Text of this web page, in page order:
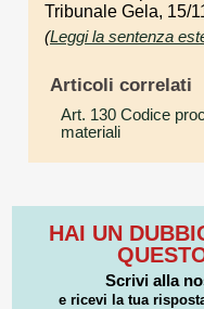
Tribunale Gela, 15/
(Leggi la sentenza
Articoli correlati
Art. 130 Codice
materiali
HAI UN
Scrivi alla
e ricevi la tua